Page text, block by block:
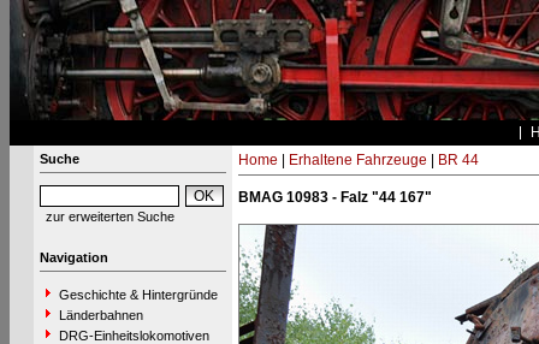
Suche
zur erweiterten Suche
Navigation
Geschichte & Hintergründe
Länderbahnen
DRG-Einheitslokomotiven
Home Erhaltene Fahrzeuge BR 44
BMAG 10983 - Falz "44 167"